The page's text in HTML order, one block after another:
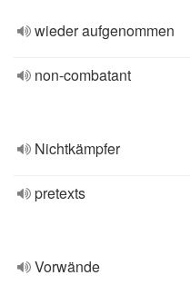
wieder aufgenommen
non-combatant
Nichtkämpfer
pretexts
Vorwände